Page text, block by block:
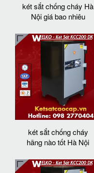
két sắt chống cháy Hà
Nội giá bao nhiêu
két sắt chống cháy
hãng nào tốt Hà Nội